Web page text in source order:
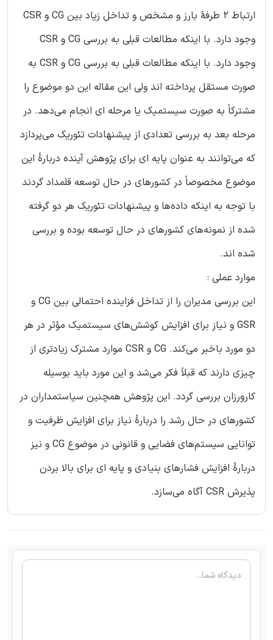
ارتباط 2 طرفۀ بارز و مشخص و تداخل زیاد بین CG و CSR
وجود دارد. با اینکه مطالعات قبلی به بررسی CG و CSR
وجود دارد. با اینکه مطالعات قبلی به بررسی CG و CSR به
صورت مستقل پرداخته اند ولی این مقاله این دو موضوع را
مشترکاً به صورت سیستمیک یا مرحله ای انجام می‌دهد. در
مرحله بعد به بررسی تعدادی از پیشنهادات تئوریک می‌پردازد
که می‌توانند به عنوان پایه ای برای پژوهش آینده دربارۀ این
موضوع مخصوصاً در کشورهای در حال توسعه قلمداد گردند
با توجه به اینکه داده‌ها و پیشنهادات تئوریک هر دو گرفته
شده از نمونه‌های کشورهای در حال توسعه بوده و بررسی
شده اند.
موارد عملی :
این بررسی مدیران را از تداخل فزاینده احتمالی بین CG و
GSR و نیاز برای افزایش کوشش‌های سیستمیک مؤثر در هر
دو مورد باخبر می‌کند. CG و CSR موارد مشترک زیادتری از
چیزی دارند که قبلاً فکر می‌شد و این مورد باید بوسیله
کارورزان بررسی گردد. این پژوهش همچنین سیاستمداران در
کشورهای در حال رشد را دربارۀ نیاز برای افزایش ظرفیت و
توانایی سیستم‌های فضایی و قانونی در موضوع CG و نیز
دربارۀ افزایش فشارهای بنیادی و پایه ای برای بالا بردن
پذیرش CSR آگاه می‌سازد.